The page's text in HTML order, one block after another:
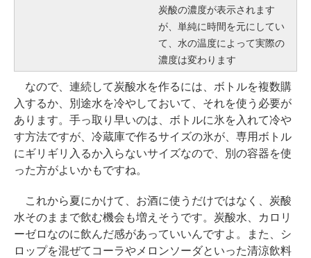
炭酸の濃度が表示されます
が、単純に時間を元にしてい
て、水の温度によって実際の
濃度は変わります
なので、連続して炭酸水を作るには、ボトルを複数購
入するか、別途水を冷やしておいて、それを使う必要が
あります。手っ取り早いのは、ボトルに氷を入れて冷や
す方法ですが、冷蔵庫で作るサイズの氷が、専用ボトル
にギリギリ入るか入らないサイズなので、別の容器を使
った方がよいかもですね。
これから夏にかけて、お酒に使うだけではなく、炭酸
水そのままで飲む機会も増えそうです。炭酸水、カロリ
ーゼロなのに飲んだ感があっていいんですよ。また、シ
ロップを混ぜてコーラやメロンソーダといった清涼飲料